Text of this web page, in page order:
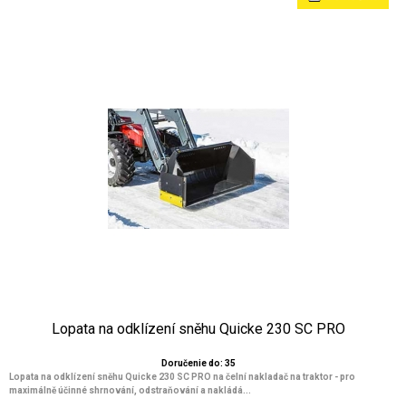
Lopata na odklízení sněhu Quicke 230 SC PRO
Doručenie do: 35
Lopata na odklízení sněhu Quicke 230 SC PRO na čelní nakladač na traktor - pro
maximálně účinné shrnování, odstraňování a nakládá...